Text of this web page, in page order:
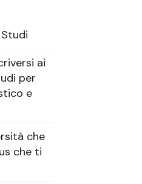
ai
per
e
che
che ti